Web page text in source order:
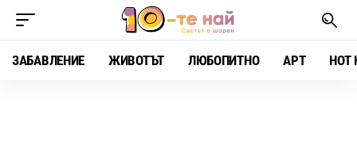
ЗАБАВЛЕНИЕ ЖИВОТЪТ ЛЮБОПИТНО АРТ HOT